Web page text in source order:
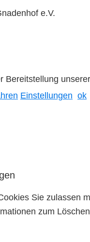
e.V.
Bereitstellung
Einstellungen ok
Sie zulassen
zum